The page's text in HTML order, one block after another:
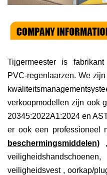
Tijgermeester is
PVC-regenlaarzen. We
verkoopmodellen zijn ook
20345:2022A1:2024 en
er ook een professioneel
beschermingsmiddelen)
veiligheidsvest , oorkap/